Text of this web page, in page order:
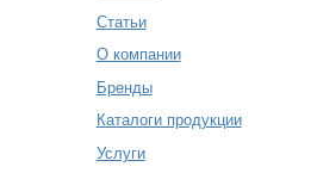
Статьи
О компании
Бренды
Каталоги продукции
Услуги